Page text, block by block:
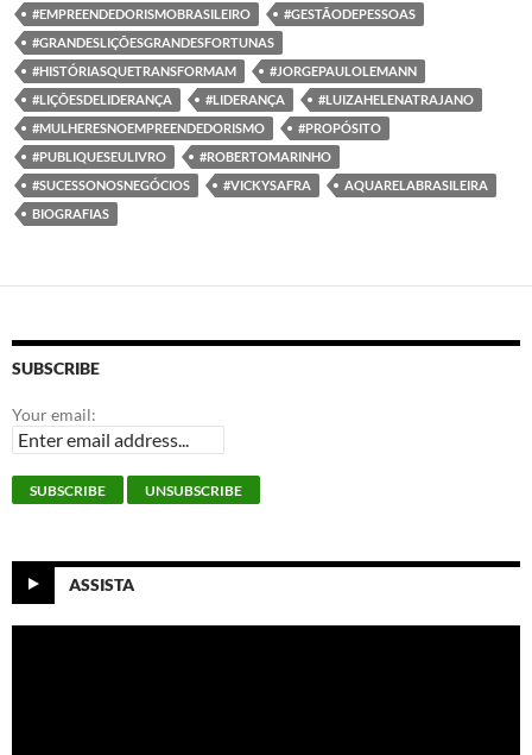
#EMPREENDEDORISMOBRASILEIRO
#GESTÃODEPESSOAS
#GRANDESLIÇÕESGRANDESFORTUNAS
#HISTÓRIASQUETRANSFORMAM
#JORGEPAULOLEMANN
#LIÇÕESDELIDERANÇA
#LIDERANÇA
#LUIZAHELENATRAJANO
#MULHERESNOEMPREENDEDORISMO
#PROPÓSITO
#PUBLIQUESEULIVRO
#ROBERTOMARINHO
#SUCESSONOSNEGÓCIOS
#VICKYSAFRA
AQUARELABRASILEIRA
BIOGRAFIAS
SUBSCRIBE
Your email:
ASSISTA